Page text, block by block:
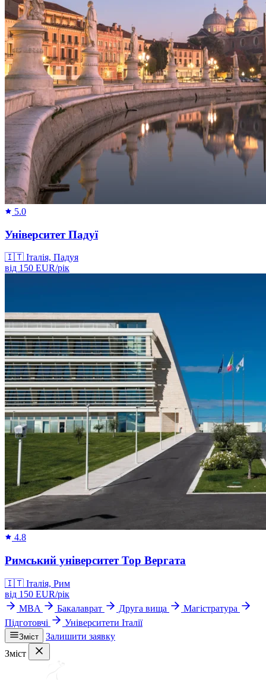
5.0
Університет Падуї
🇮🇹 Італія, Падуя
від 150 EUR/рік
4.8
Римський університет Тор Вергата
🇮🇹 Італія, Рим
від 150 EUR/рік
MBA
Бакалаврат Друга вища
Магістратура
Підготовчі
Університети Італії
Зміст
Залишити заявку
Зміст